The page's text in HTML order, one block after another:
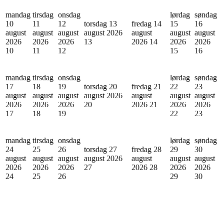
mandag
10
august
2026
10
tirsdag
11
august
2026
11
onsdag
12
august
2026
12
torsdag 13
august 2026
13
fredag 14
august
2026 14
lørdag
15
august
2026
15
søndag
16
august
2026
16
mandag
17
august
2026
17
tirsdag
18
august
2026
18
onsdag
19
august
2026
19
torsdag 20
august 2026
20
fredag 21
august
2026 21
lørdag
22
august
2026
22
søndag
23
august
2026
23
mandag
24
august
2026
24
tirsdag
25
august
2026
25
onsdag
26
august
2026
26
torsdag 27
august 2026
27
fredag 28
august
2026 28
lørdag
29
august
2026
29
søndag
30
august
2026
30